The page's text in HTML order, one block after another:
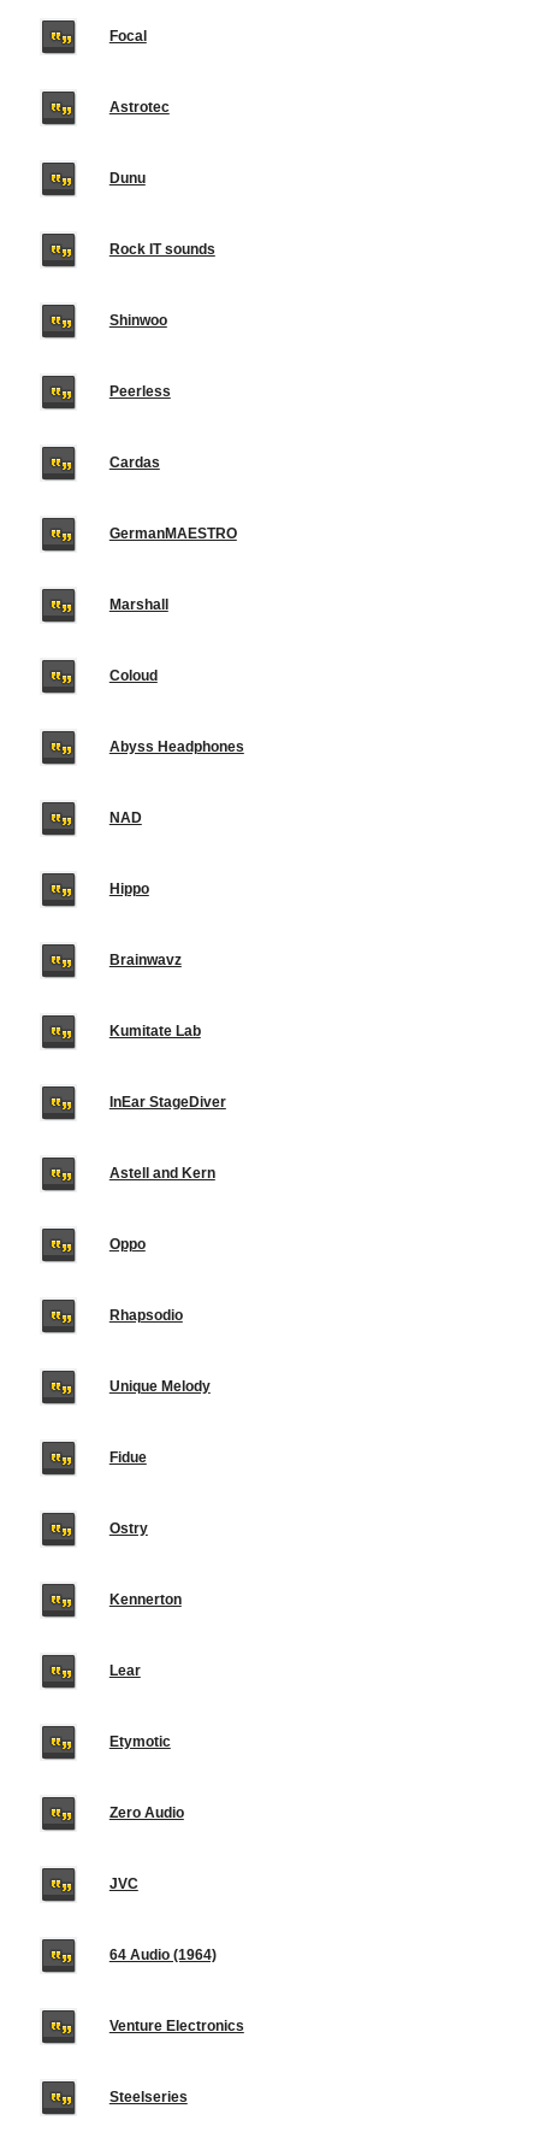
Focal
Astrotec
Dunu
Rock IT sounds
Shinwoo
Peerless
Cardas
GermanMAESTRO
Marshall
Coloud
Abyss Headphones
NAD
Hippo
Brainwavz
Kumitate Lab
InEar StageDiver
Astell and Kern
Oppo
Rhapsodio
Unique Melody
Fidue
Ostry
Kennerton
Lear
Etymotic
Zero Audio
JVC
64 Audio (1964)
Venture Electronics
Steelseries